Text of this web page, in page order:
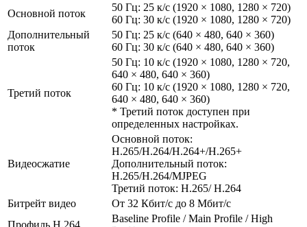
Основной поток
50 Гц: 25 к/с (1920 × 1080, 1280 × 720)
60 Гц: 30 к/с (1920 × 1080, 1280 × 720)
Дополнительный
поток
50 Гц: 25 к/с (640 × 480, 640 × 360)
60 Гц: 30 к/с (640 × 480, 640 × 360)
Третий поток
50 Гц: 10 к/с (1920 × 1080, 1280 × 720,
640 × 480, 640 × 360)
60 Гц: 10 к/с (1920 × 1080, 1280 × 720,
640 × 480, 640 × 360)
* Третий поток доступен при
определенных настройках.
Видеосжатие
Основной поток:
H.265/H.264/H.264+/H.265+
Дополнительный поток:
H.265/H.264/MJPEG
Третий поток: H.265/ H.264
Битрейт видео
От 32 Кбит/с до 8 Мбит/с
Профиль H.264
Baseline Profile / Main Profile / High